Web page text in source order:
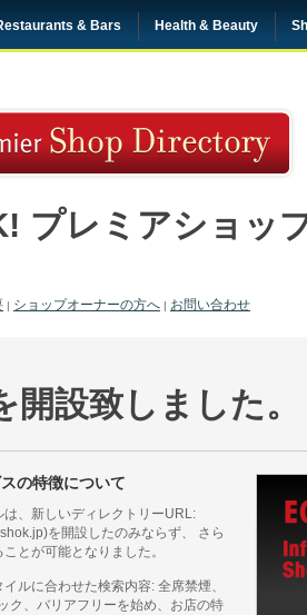
& Bars Health & Beauty
プレミアショッ
| ショップオーナーの方へ | お問い合わせ
開設致しました。
の特徴について
、新しいディレクトリーURL:
を開設したのみならず、 さら
とが可能となりました。
ルに合わせた検索内容: 全席禁煙、
ク、バリアフリーを始め、お店の特